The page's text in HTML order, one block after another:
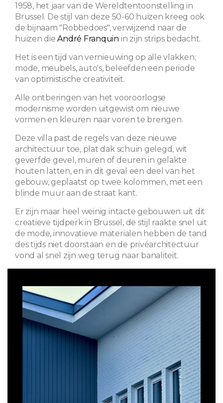
1958, het jaar van de Wereldtentoonstelling in
Brussel. De stijl van deze 50-60 huizen kreeg ook
de bijnaam "Robbedoes", verwijzend naar de
huizen dieAndré Franquin in zijn strips bedacht.
Het is een tijd van vernieuwing op alle vlakken;
mode, meubels, auto's, beleefden een periode
van optimistische creativiteit.
Alle ontberingen van het vooroorlogse
modernisme worden uitgewist om nieuwe
vormen en kleuren naar voren te brengen.
Deze villa past de regels van deze nieuwe
architectuur toe, plat dak schuin gelegd, wit
geverfde gevel, muren of deuren in gelakte
houten latten, en in dit geval een deel van het
gebouw, geplaatst op twee kolommen, met een
blinde muur aan de straat kant.
Er zijn maar heel weinig intacte gebouwen uit dit
creatieve tijdperk in Brussel, de stijl raakte snel uit
de mode, innovatieve materialen hebben de tand
des tijds niet doorstaan ​​en de privéarchitectuur
vond al snel zijn weg terug naar banaliteit.